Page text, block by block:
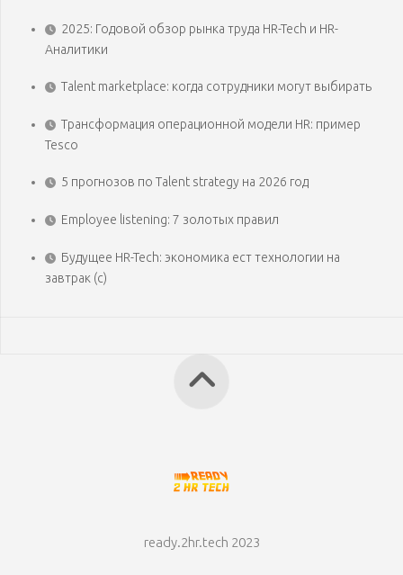
2025: Годовой обзор рынка труда HR-Tech и HR-
Аналитики
Talent marketplace: когда сотрудники могут выбирать
Трансформация операционной модели HR: пример
Tesco
5 прогнозов по Talent strategy на 2026 год
Employee listening: 7 золотых правил
Будущее HR-Tech: экономика ест технологии на
завтрак (с)
ready.2hr.tech 2023